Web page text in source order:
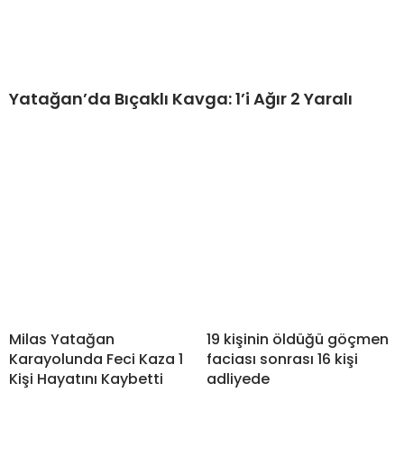
Yatağan’da Bıçaklı Kavga: 1’i Ağır 2 Yaralı
Milas Yatağan
Karayolunda Feci Kaza 1
Kişi Hayatını Kaybetti
19 kişinin öldüğü göçmen
faciası sonrası 16 kişi
adliyede